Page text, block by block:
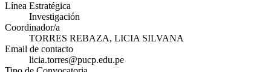
Línea Estratégica
Investigación
Coordinador/a
TORRES REBAZA, LICIA SILVANA
Email de contacto
licia.torres@pucp.edu.pe